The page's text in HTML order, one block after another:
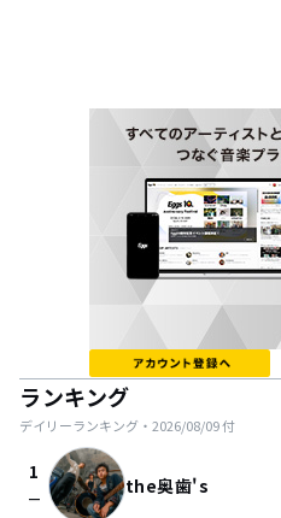
ランキング
デイリーランキング・ 2026/08/09付
1
check_indeterminate_small the奥歯's